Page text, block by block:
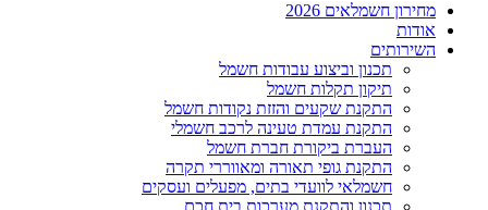
מחירון חשמלאים 2026
אודות
השירותים
תכנון וביצוע עבודות חשמל
תיקון תקלות חשמל
התקנת שקעים והזזת נקודות חשמל
התקנת עמדת טעינה לרכב חשמלי
העברת ביקורת חברת חשמל
התקנת גופי תאורה ומאווררי תקרה
חשמלאי לוועדי בתים, מפעלים ועסקים
תכנון והתקנת מערכות בית חכם